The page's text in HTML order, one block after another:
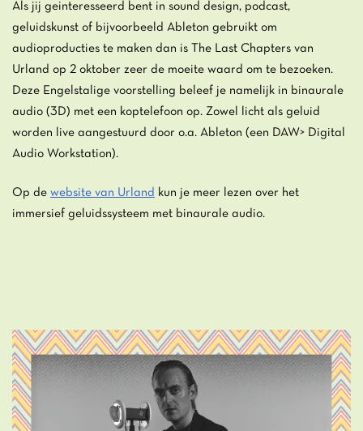
Als jij geinteresseerd bent in sound design, podcast,
geluidskunst of bijvoorbeeld Ableton gebruikt om
audioproducties te maken dan is The Last Chapters van
Urland op 2 oktober zeer de moeite waard om te bezoeken.
Deze Engelstalige voorstelling beleef je namelijk in binaurale
audio (3D) met een koptelefoon op. Zowel licht als geluid
worden live aangestuurd door o.a. Ableton (een DAW> Digital
Audio Workstation).
Op de website van Urland kun je meer lezen over het
immersief geluidssysteem met binaurale audio.